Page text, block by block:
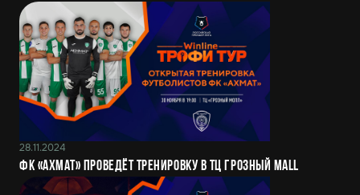
28.11.2024
ФК «Ахмат» проведёт тренировку в ТЦ Грозный Mall